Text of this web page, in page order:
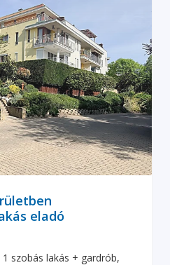
eladó
szobás lakás + gardrób,